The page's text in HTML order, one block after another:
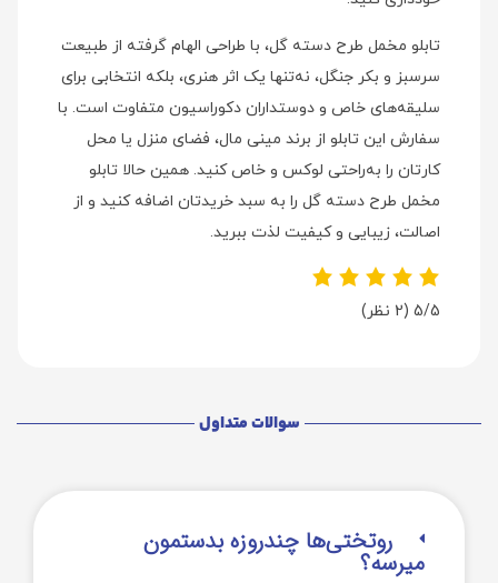
تابلو مخمل طرح دسته گل، با طراحی الهام گرفته از طبیعت
سرسبز و بکر جنگل، نه‌تنها یک اثر هنری، بلکه انتخابی برای
سلیقه‌های خاص و دوستداران دکوراسیون متفاوت است. با
سفارش این تابلو از برند مینی‌ مال، فضای منزل یا محل
کارتان را به‌راحتی لوکس و خاص کنید. همین حالا تابلو
مخمل طرح دسته گل را به سبد خریدتان اضافه کنید و از
اصالت، زیبایی و کیفیت لذت ببرید.
5/5 (2 نظر)
سوالات متداول
روتختی‌‌ها چندروزه بدستمون
میرسه؟